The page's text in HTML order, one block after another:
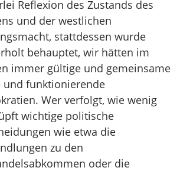
Reflexion des Zustands des
und der westlichen
stattdessen wurde
behauptet, wir hätten im
immer gültige und gemeinsame
und funktionierende
Wer verfolgt, wie wenig
wichtige politische
wie etwa die
zu den
oder die